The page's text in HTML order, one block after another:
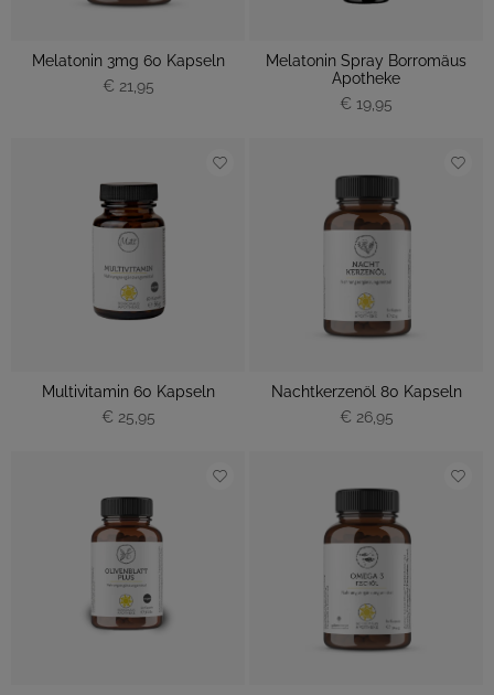
Melatonin 3mg 60 Kapseln
€ 21,95
Melatonin Spray Borromäus
Apotheke
€ 19,95
Multivitamin 60 Kapseln
€ 25,95
Nachtkerzenöl 80 Kapseln
€ 26,95